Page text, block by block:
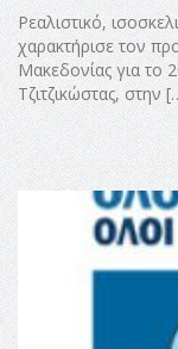
Ρεαλιστικό,
χαρακτήρισε τον
Μακεδονίας για το
Τζιτζικώστας, στην